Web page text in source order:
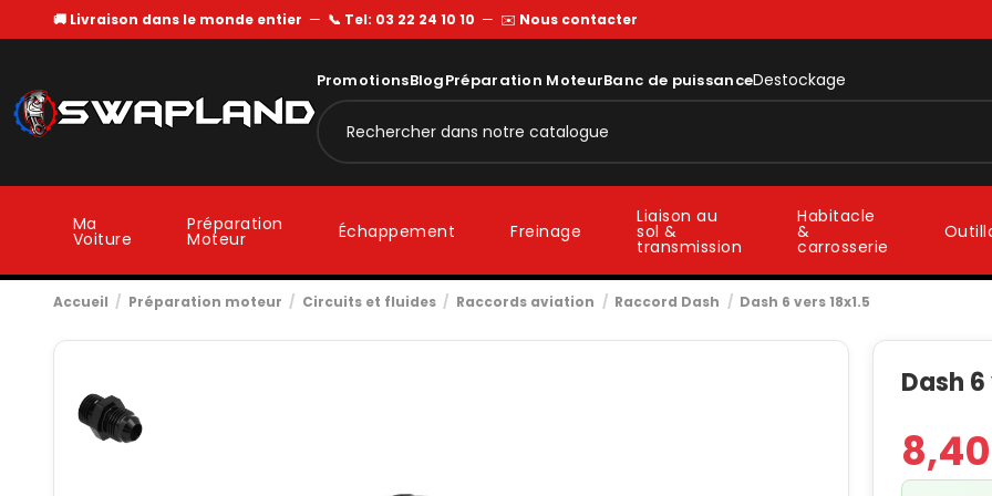
🚚 Livraison dans le monde entier — 📞 Tel: 03 22 24 10 10 — ✉️ Nous contacter
PromotionsBlogPréparation MoteurBanc de puissanceDestockage
Ma
Voiture
Préparation
Moteur Échappement Freinage
Liaison au
sol &
transmission
Habitacle
&
carrosserie
Accueil Préparation moteur Circuits et fluides Raccords aviation Raccord Dash Dash 6 vers 18x1.5
Dash 6